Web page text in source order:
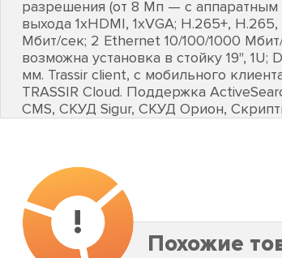
разрешения (от 8 Мп — с
выхода 1хHDMI, 1хVGA; H.265+,
Мбит/сек; 2 Ethernet 10/100/1000
возможна установка в стойку 19", 1U;
мм. Trassir client, с мобильного
TRASSIR Cloud. Поддержка
CMS, СКУД Sigur, СКУД Орион,
!
Похожие